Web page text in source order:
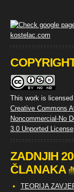
This work is licensed
Creative Commons
Noncommercial-No
3.0 Unported License
ZADNJIH
ČLANAKA
TEORIJA